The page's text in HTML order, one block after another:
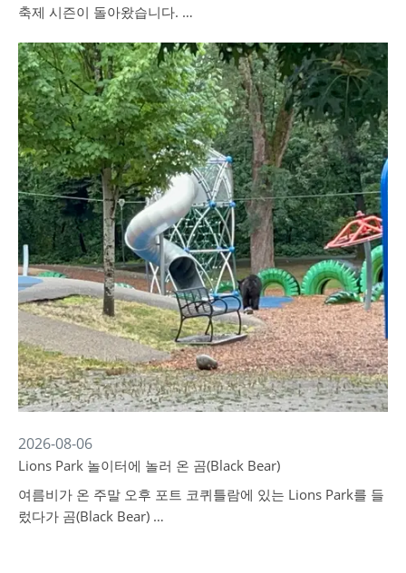
축제 시즌이 돌아왔습니다. …
2026-08-06
Lions Park 놀이터에 놀러 온 곰(Black Bear)
여름비가 온 주말 오후 포트 코퀴틀람에 있는 Lions Park를 들
렀다가 곰(Black Bear) …